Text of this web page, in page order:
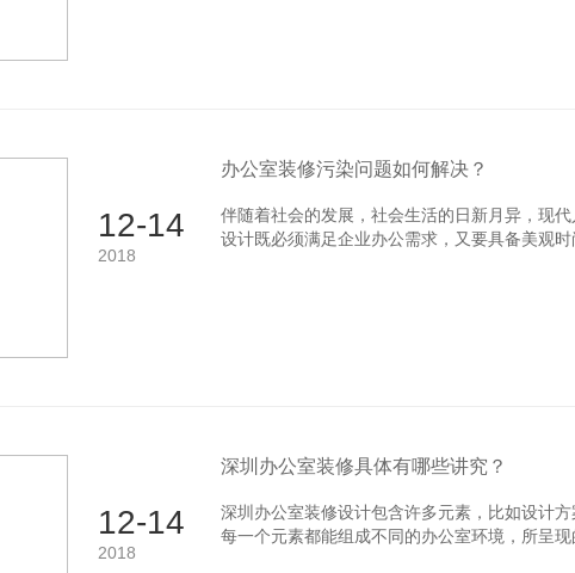
12-14
2018
办公室装修污染问题如何解决？
伴随着社会的发展，社会生活的日新月异，现
设计既必须满足企业办公需求，又要具备美观时
12-14
2018
深圳办公室装修具体有哪些讲究？
深圳办公室装修设计包含许多元素，比如设计
每一个元素都能组成不同的办公室环境，所呈